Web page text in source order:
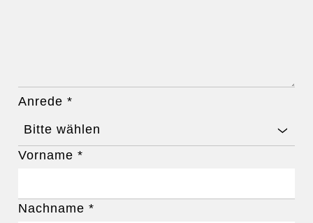
Anrede *
Bitte wählen
Vorname *
Nachname *